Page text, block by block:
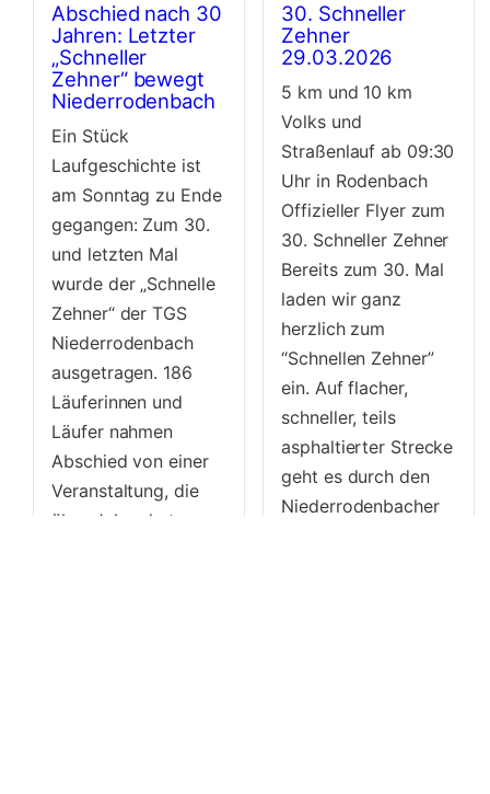
Abschied nach 30
Jahren: Letzter
„Schneller
Zehner“ bewegt
Niederrodenbach
Ein Stück
Laufgeschichte ist
am Sonntag zu Ende
gegangen: Zum 30.
und letzten Mal
wurde der „Schnelle
Zehner“ der TGS
Niederrodenbach
ausgetragen. 186
Läuferinnen und
Läufer nahmen
Abschied von einer
Veranstaltung, die
über Jahrzehnte
30. Schneller
Zehner
29.03.2026
5 km und 10 km
Volks und
Straßenlauf ab 09:30
Uhr in Rodenbach
Offizieller Flyer zum
30. Schneller Zehner
Bereits zum 30. Mal
laden wir ganz
herzlich zum
“Schnellen Zehner”
ein. Auf flacher,
schneller, teils
asphaltierter Strecke
geht es durch den
Niederrodenbacher